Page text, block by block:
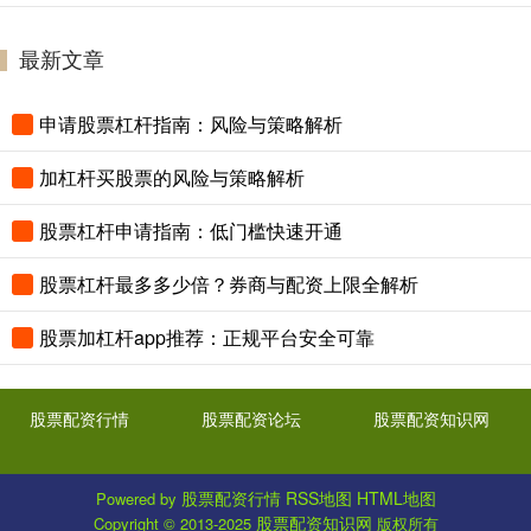
最新文章
申请股票杠杆指南：风险与策略解析
加杠杆买股票的风险与策略解析
股票杠杆申请指南：低门槛快速开通
股票杠杆最多多少倍？券商与配资上限全解析
股票加杠杆app推荐：正规平台安全可靠
股票配资行情 股票配资论坛 股票配资知识网
Powered by 股票配资行情 RSS地图 HTML地图
Copyright © 2013-2025 股票配资知识网 版权所有